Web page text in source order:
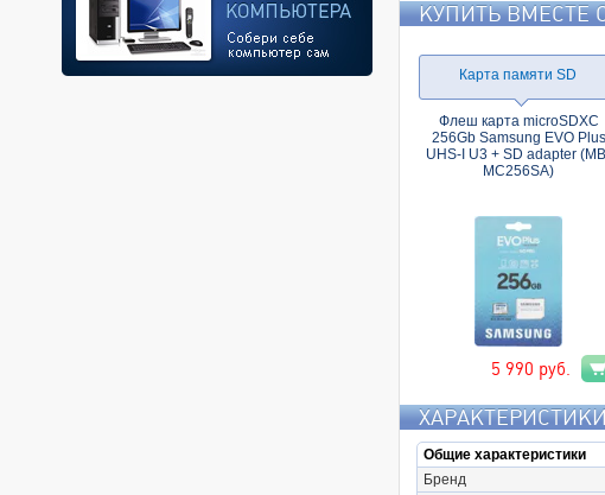
КУПИТЬ ВМЕСТЕ
Карта памяти SD
Флеш карта microSDXC
256Gb Samsung EVO Plus
UHS-I U3 + SD adapter
MC256SA)
5 990 руб.
Общие характеристики
Бренд